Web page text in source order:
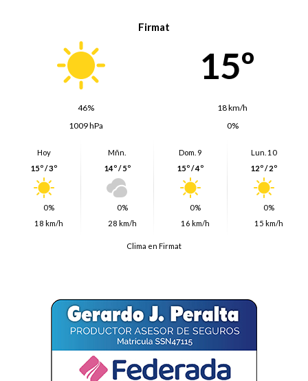
Firmat
15º
46%
18 km/h
1009 hPa
0%
Hoy
15º / 3º
0%
18 km/h
Mñn.
14º / 5º
0%
28 km/h
Dom. 9
15º / 4º
0%
16 km/h
Lun. 10
12º / 2º
0%
15 km/h
Clima en Firmat